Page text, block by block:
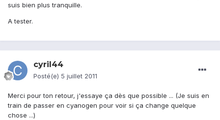
suis bien plus tranquille.
A tester.
cyril44
Posté(e) 5 juillet 2011
Merci pour ton retour, j'essaye ça dès que possible ... (Je suis en
train de passer en cyanogen pour voir si ça change quelque
chose ...)